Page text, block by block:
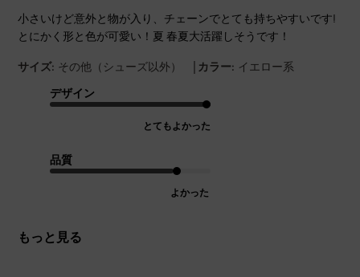
小さいけど意外と物が入り、チェーンでとても持ちやすいです!
とにかく形と色が可愛い！夏 春夏大活躍しそうです！
サイズ: その他（シューズ以外） | カラー: イエロー系
デザイン
とてもよかった
品質
よかった
もっと見る